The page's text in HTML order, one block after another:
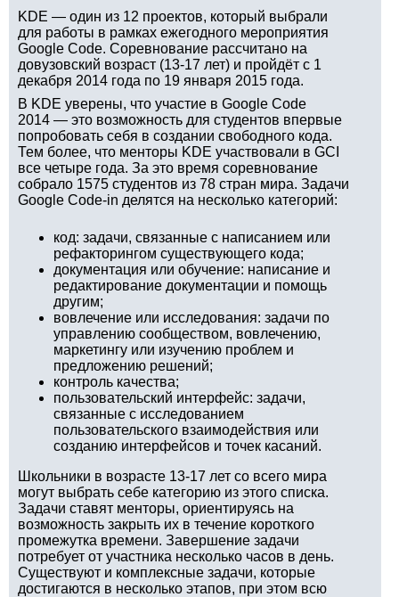
KDE — один из 12 проектов, который выбрали
для работы в рамках ежегодного мероприятия
Google Code. Соревнование рассчитано на
довузовский возраст (13-17 лет) и пройдёт с 1
декабря 2014 года по 19 января 2015 года.
В KDE уверены, что участие в Google Code
2014 — это возможность для студентов впервые
попробовать себя в создании свободного кода.
Тем более, что менторы KDE участвовали в GCI
все четыре года. За это время соревнование
собрало 1575 студентов из 78 стран мира. Задачи
Google Code-in делятся на несколько категорий:
код: задачи, связанные с написанием или
рефакторингом существующего кода;
документация или обучение: написание и
редактирование документации и помощь
другим;
вовлечение или исследования: задачи по
управлению сообществом, вовлечению,
маркетингу или изучению проблем и
предложению решений;
контроль качества;
пользовательский интерфейс: задачи,
связанные с исследованием
пользовательского взаимодействия или
созданию интерфейсов и точек касаний.
Школьники в возрасте 13-17 лет со всего мира
могут выбрать себе категорию из этого списка.
Задачи ставят менторы, ориентируясь на
возможность закрыть их в течение короткого
промежутка времени. Завершение задачи
потребует от участника несколько часов в день.
Существуют и комплексные задачи, которые
достигаются в несколько этапов, при этом всю